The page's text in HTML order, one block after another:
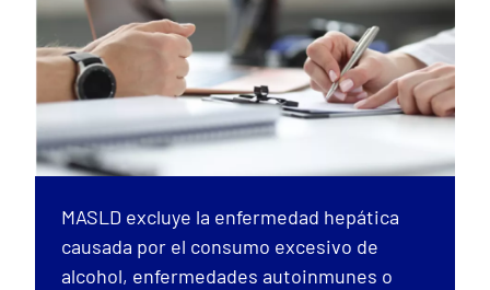
MASLD excluye la enfermedad hepática
causada por el consumo excesivo de
alcohol, enfermedades autoinmunes o